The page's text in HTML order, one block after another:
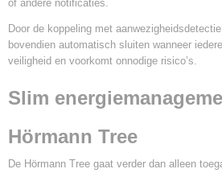
of andere notificaties.
Door de koppeling met
bovendien automatisch sluiten wanneer
veiligheid en voorkomt onnodige risico’s.
Slim
Hörmann Tree
De Hörmann Tree gaat verder dan alleen